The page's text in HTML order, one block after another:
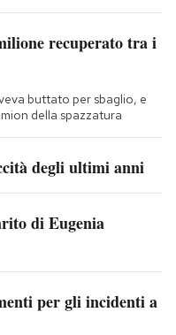
recuperato tra i
buttato per sbaglio, e
della spazzatura
degli ultimi anni
di Eugenia
per gli incidenti a